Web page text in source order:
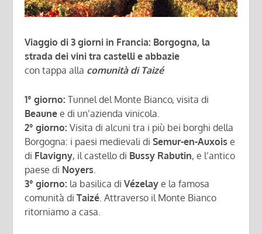
Viaggio di 3 giorni in Francia: Borgogna, la
strada dei vini tra castelli e abbazie
con tappa alla comunità di Taizé
1° giorno: Tunnel del Monte Bianco, visita di
Beaune e di un’azienda vinicola.
2° giorno: Visita di alcuni tra i più bei borghi della
Borgogna: i paesi medievali diSemur-en-Auxois e
di Flavigny, il castello di Bussy Rabutin, e l’antico
paese di Noyers
3° giorno: la basilica diVézelay e la famosa
comunità diTaizé . Attraverso il Monte Bianco
ritorniamo a casa.